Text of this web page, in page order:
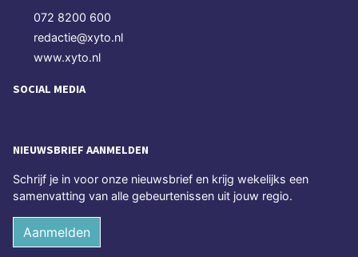
072 8200 600
redactie@xyto.nl
www.xyto.nl
SOCIAL MEDIA
NIEUWSBRIEF AANMELDEN
Schrijf je in voor onze nieuwsbrief en krijg wekelijks een
samenvatting van alle gebeurtenissen uit jouw regio.
Aanmelden